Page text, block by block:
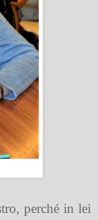
perché in lei